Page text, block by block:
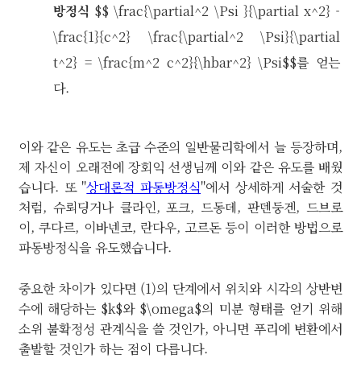
방정식 $$ \frac{\partial^2 \Psi }{\partial x^2} -
\frac{1}{c^2} \frac{\partial^2 \Psi}{\partial
t^2} = \frac{m^2 c^2}{\hbar^2} \Psi$$를 얻는
다.
이와 같은 유도는 초급 수준의 일반물리학에서 늘 등장하며,
제 자신이 오래전에 장회익 선생님께 이와 같은 유도를 배웠
습니다. 또 "상대론적 파동방정식"에서 상세하게 서술한 것
처럼, 슈뢰딩거나 클라인, 포크, 드동데, 판덴둥겐, 드브로
이, 쿠다르, 이바넨코, 란다우, 고르돈 등이 이러한 방법으로
파동방정식을 유도했습니다.
중요한 차이가 있다면 (1)의 단계에서 위치와 시각의 상반변
수에 해당하는 $k$와 $\omega$의 미분 형태를 얻기 위해
소위 불확정성 관계식을 쓸 것인가, 아니면 푸리에 변환에서
출발할 것인가 하는 점이 다릅니다.